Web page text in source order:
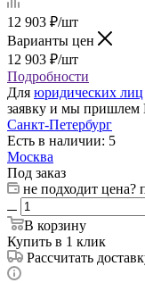
12 903 ₽/шт
Варианты цен
12 903 ₽/шт
Подробности
Для юридических лиц
заявку и мы пришлем
Санкт-Петербург
Есть в наличии: 5
Москва
Под заказ
не подходит цена?
В корзину
Купить в 1 клик
Рассчитать